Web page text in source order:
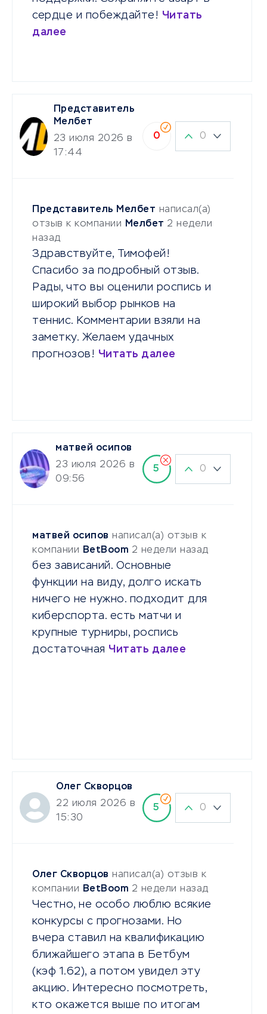
сердце и побеждайте! Читать
далее
Представитель
Мелбет
23 июля 2026 в
17:44
0 0
Представитель Мелбет написал(а)
отзыв к компании Мелбет 2 недели
назад
Здравствуйте, Тимофей!
Спасибо за подробный отзыв.
Рады, что вы оценили роспись и
широкий выбор рынков на
теннис. Комментарии взяли на
заметку. Желаем удачных
прогнозов! Читать далее
матвей осипов
23 июля 2026 в
09:56
5 0
матвей осипов написал(а) отзыв к
компании BetBoom 2 недели назад
без зависаний. Основные
функции на виду, долго искать
ничего не нужно. подходит для
киберспорта. есть матчи и
крупные турниры, роспись
достаточная Читать далее
Олег Скворцов
22 июля 2026 в
15:30
5 0
Олег Скворцов написал(а) отзыв к
компании BetBoom 2 недели назад
Честно, не особо люблю всякие
конкурсы с прогнозами. Но
вчера ставил на квалификацию
ближайшего этапа в Бетбум
(кэф 1.62), а потом увидел эту
акцию. Интересно посмотреть,
кто окажется выше по итогам